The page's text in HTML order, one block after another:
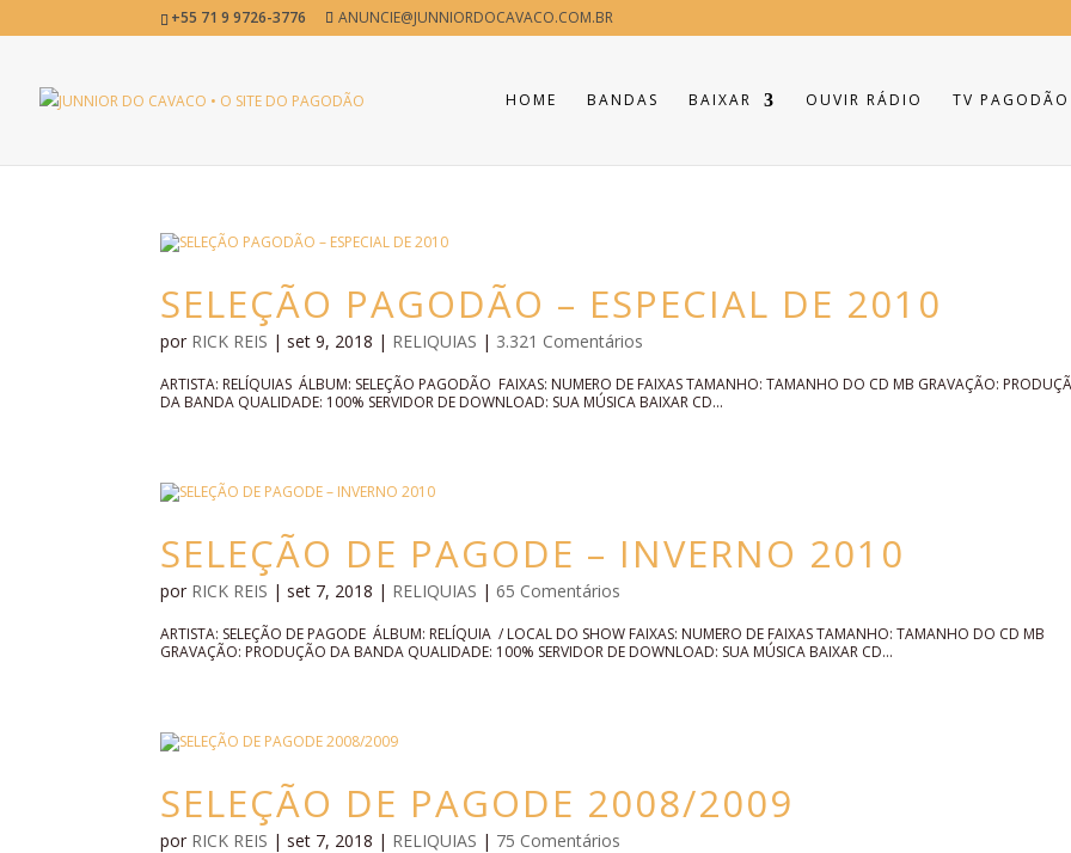
+55 71 9 9726-3776 ANUNCIE@JUNNIORDOCAVACO.COM.BR
HOME BANDAS BAIXAR OUVIR RÁDIO TV PAGODÃO
SELEÇÃO PAGODÃO – ESPECIAL DE 2010
por RICK REIS | set 9, 2018 | RELIQUIAS | 3.321 Comentários
ARTISTA: RELÍQUIAS ÁLBUM: SELEÇÃO PAGODÃO FAIXAS: NUMERO DE FAIXAS TAMANHO: TAMANHO DO CD MB GRAVAÇÃO:
DA BANDA QUALIDADE: 100% SERVIDOR DE DOWNLOAD: SUA MÚSICA BAIXAR CD...
SELEÇÃO DE PAGODE – INVERNO 2010
por RICK REIS | set 7, 2018 | RELIQUIAS |65 Comentários
ARTISTA: SELEÇÃO DE PAGODE ÁLBUM: RELÍQUIA / LOCAL DO SHOW FAIXAS: NUMERO DE FAIXAS TAMANHO: TAMANHO DO CD MB
GRAVAÇÃO: PRODUÇÃO DA BANDA QUALIDADE: 100% SERVIDOR DE DOWNLOAD: SUA MÚSICA BAIXAR CD...
SELEÇÃO DE PAGODE 2008/2009
por RICK REIS | set 7, 2018 | RELIQUIAS | 75 Comentários